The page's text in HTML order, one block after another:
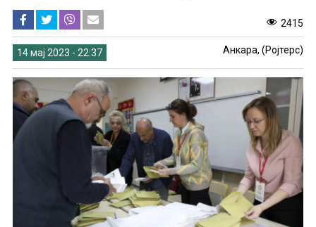
2415
14 мај 2023 - 22:37 Анкара, (Ројтерс)